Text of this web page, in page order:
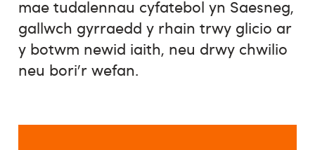
mae tudalennau cyfatebol yn Saesneg,
gallwch gyrraedd y rhain trwy glicio ar
y botwm newid iaith, neu drwy chwilio
neu bori’r wefan.